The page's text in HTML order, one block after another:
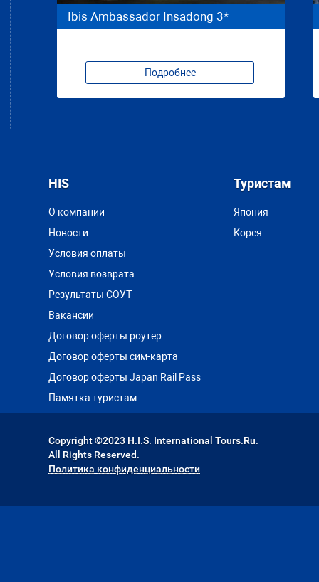
Подробнее
Ibis Ambassador Insadong 3*
Подробнее
Toyoko Inn Busan Haeundae 2
HIS
О компании
Новости
Условия оплаты
Условия возврата
Результаты СОУТ
Вакансии
Договор оферты роутер
Договор оферты сим-карта
Договор оферты Japan Rail Pass
Памятка туристам
Туристам
Япония
Корея
Copyright ©2023 H.I.S. International Tours.Ru.
All Rights Reserved.
Политика конфиденциальности